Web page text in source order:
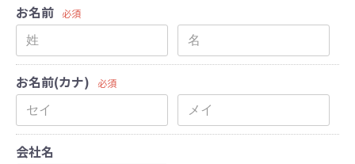
お名前 必須
お名前(カナ) 必須
会社名